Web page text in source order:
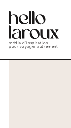
média d’inspiration
pour voyager autrement